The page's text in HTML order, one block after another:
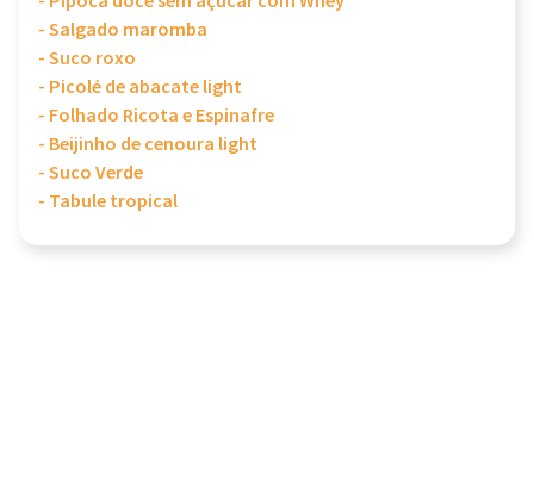
- Salgado maromba
- Suco roxo
- Picolé de abacate light
- Folhado Ricota e Espinafre
- Beijinho de cenoura light
- Suco Verde
- Tabule tropical